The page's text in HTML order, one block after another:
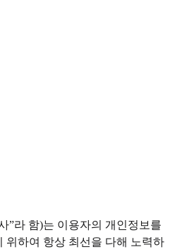
”라 함)는 이용자의 개인정보를
위하여 항상 최선을 다해 노력하